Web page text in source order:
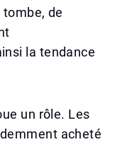
de
la tendance
un rôle. Les
acheté